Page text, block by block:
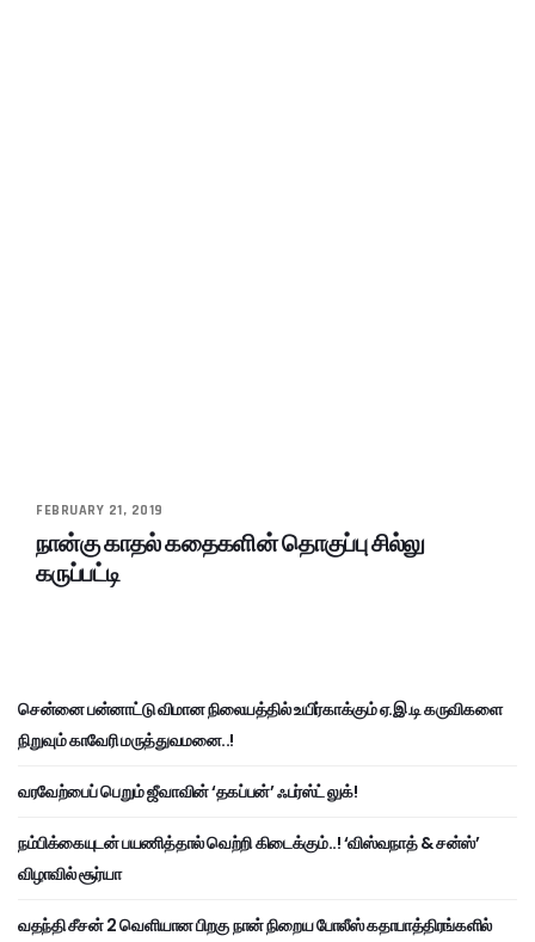
FEBRUARY 21, 2019
நான்கு காதல் கதைகளின் தொகுப்பு சில்லு
கருப்பட்டி
சென்னை பன்னாட்டு விமான நிலையத்தில் உயிர்காக்கும் ஏ.இ.டி கருவிகளை
நிறுவும் காவேரி மருத்துவமனை..!
வரவேற்பைப் பெறும் ஜீவாவின் ‘தகப்பன்’ ஃபர்ஸ்ட் லுக்!
நம்பிக்கையுடன் பயணித்தால் வெற்றி கிடைக்கும்..! ‘விஸ்வநாத் & சன்ஸ்’
விழாவில் சூர்யா
வதந்தி சீசன் 2 வெளியான பிறகு நான் நிறைய போலீஸ் கதாபாத்திரங்களில்